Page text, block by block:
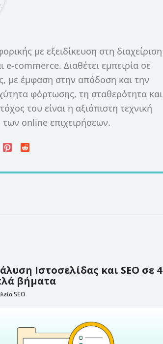
με εξειδίκευση στη διαχείριση
commerce. Διαθέτει εμπειρία σε
με έμφαση στην απόδοση και την
φόρτωσης, τη σταθερότητα και
του είναι η αξιόπιστη τεχνική
online επιχειρήσεων.
Ιστοσελίδας και SEO σε 4
βήματα
SEO